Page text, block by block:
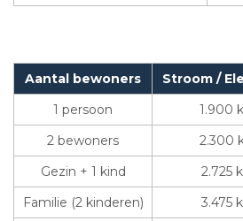
Aantal bewoners Stroom /
1 persoon
1.900
2 bewoners
2.300
Gezin + 1 kind
2.725
Familie (2 kinderen)
3.475